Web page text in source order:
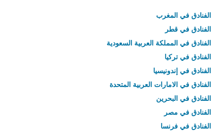
الفنادق في المغرب
الفنادق في قطر
الفنادق في المملكة العربية السعودية
الفنادق في تركيا
الفنادق في إندونيسيا
الفنادق في الامارات العربية المتحدة
الفنادق في البحرين
الفنادق في مصر
الفنادق في فرنسا